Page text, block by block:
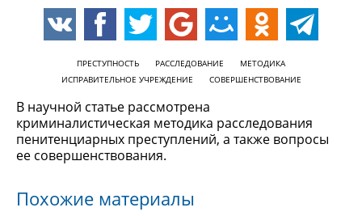
ПРЕСТУПНОСТЬ РАССЛЕДОВАНИЕ
МЕТОДИКА
ИСПРАВИТЕЛЬНОЕ УЧРЕЖДЕНИЕ
СОВЕРШЕНСТВОВАНИЕ
В научной статье рассмотрена
криминалистическая методика расследования
пенитенциарных преступлений, а также вопросы
ее совершенствования.
Похожие материалы